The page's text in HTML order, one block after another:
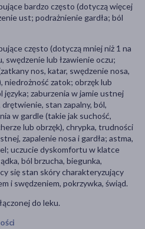
bardzo często (dotyczą więcej
ust; podrażnienie gardła; ból
często (dotyczą mniej niż 1 na
swędzenie lub łzawienie oczu;
nos, katar, swędzenie nosa,
zatok; obrzęk lub
języka; zaburzenia w jamie ustnej
stan zapalny, ból,
w gardle (takie jak suchość,
lub obrzęk), chrypka, trudności
zapalenie nosa i gardła; astma,
uczucie dyskomfortu w klatce
ból brzucha, biegunka,
się stan skóry charakteryzujący
i swędzeniem, pokrzywka, świąd.
do leku.